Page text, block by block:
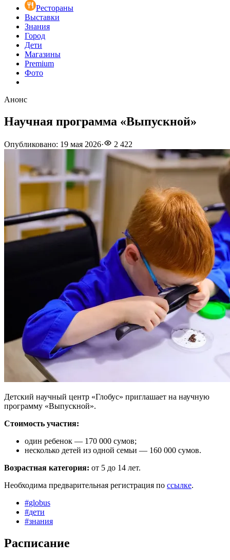
Рестораны
Выставки
Знания
Город
Дети
Магазины
Premium
Фото
Анонс
Научная программа «Выпускной»
Опубликовано: 19 мая 2026· 2 422
Детский научный центр «Глобус» приглашает на научную
программу «Выпускной».
Стоимость участия:
один ребенок — 170 000 сумов;
несколько детей из одной семьи — 160 000 сумов.
Возрастная категория: от 5 до 14 лет.
Необходима предварительная регистрация по ссылке.
#globus
#дети
#знания
Расписание